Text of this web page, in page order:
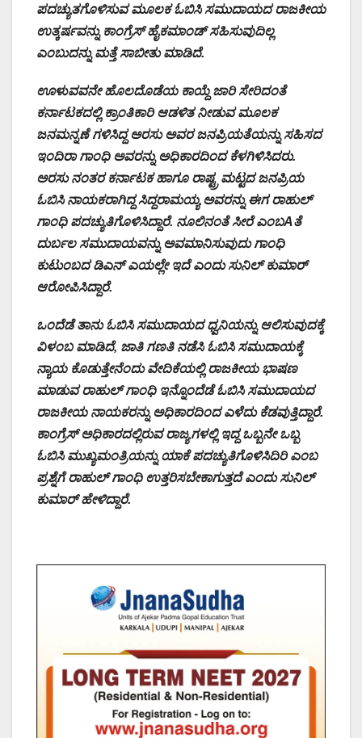
ಪದಚ್ಯುತಗೊಳಿಸುವ ಮೂಲಕ ಓಬಿಸಿ ಸಮುದಾಯದ ರಾಜಕೀಯ
ಉತ್ಕರ್ಷವನ್ನು ಕಾಂಗ್ರೆಸ್ ಹೈಕಮಾಂಡ್ ಸಹಿಸುವುದಿಲ್ಲ
ಎಂಬುದನ್ನು ಮತ್ತೆ ಸಾಬೀತು ಮಾಡಿದೆ.
ಊಳುವವನೇ ಹೊಲದೊಡೆಯ ಕಾಯ್ದೆ ಜಾರಿ ಸೇರಿದಂತೆ
ಕರ್ನಾಟಕದಲ್ಲಿ ಕ್ರಾಂತಿಕಾರಿ ಆಡಳಿತ ನೀಡುವ ಮೂಲಕ
ಜನಮನ್ನಣೆ ಗಳಿಸಿದ್ದ ಅರಸು ಅವರ ಜನಪ್ರಿಯತೆಯನ್ನು ಸಹಿಸದ
ಇಂದಿರಾ ಗಾಂಧಿ ಅವರನ್ನು ಅಧಿಕಾರದಿಂದ ಕೆಳಗಿಳಿಸಿದರು.
ಅರಸು ನಂತರ ಕರ್ನಾಟಕ ಹಾಗೂ ರಾಷ್ಟ್ರ ಮಟ್ಟದ ಜನಪ್ರಿಯ
ಓಬಿಸಿ ನಾಯಕರಾಗಿದ್ದ ಸಿದ್ದರಾಮಯ್ಯ ಅವರನ್ನು ಈಗ ರಾಹುಲ್
ಗಾಂಧಿ ಪದಚ್ಯುತಿಗೊಳಿಸಿದ್ದಾರೆ. ನೂಲಿನಂತೆ ಸೀರೆ ಎಂಬAತೆ
ದುರ್ಬಲ ಸಮುದಾಯವನ್ನು ಅವಮಾನಿಸುವುದು ಗಾಂಧಿ
ಕುಟುಂಬದ ಡಿಎನ್ ಎಯಲ್ಲೇ ಇದೆ ಎಂದು ಸುನಿಲ್ ಕುಮಾರ್
ಆರೋಪಿಸಿದ್ದಾರೆ.
ಒಂದೆಡೆ ತಾನು ಓಬಿಸಿ ಸಮುದಾಯದ ಧ್ವನಿಯನ್ನು ಆಲಿಸುವುದಕ್ಕೆ
ವಿಳಂಬ ಮಾಡಿದೆ, ಜಾತಿ ಗಣತಿ ನಡೆಸಿ ಓಬಿಸಿ ಸಮುದಾಯಕ್ಕೆ
ನ್ಯಾಯ ಕೊಡುತ್ತೇನೆಂದು ವೇದಿಕೆಯಲ್ಲಿ ರಾಜಕೀಯ ಭಾಷಣ
ಮಾಡುವ ರಾಹುಲ್ ಗಾಂಧಿ ಇನ್ನೊಂದೆಡೆ ಓಬಿಸಿ ಸಮುದಾಯದ
ರಾಜಕೀಯ ನಾಯಕರನ್ನು ಅಧಿಕಾರದಿಂದ ಎಳೆದು ಕೆಡವುತ್ತಿದ್ದಾರೆ.
ಕಾಂಗ್ರೆಸ್ ಅಧಿಕಾರದಲ್ಲಿರುವ ರಾಜ್ಯಗಳಲ್ಲಿ ಇದ್ದ ಒಬ್ಬನೇ ಒಬ್ಬ
ಓಬಿಸಿ ಮುಖ್ಯಮಂತ್ರಿಯನ್ನು ಯಾಕೆ ಪದಚ್ಯುತಿಗೊಳಿಸಿದಿರಿ ಎಂಬ
ಪ್ರಶ್ನೆಗೆ ರಾಹುಲ್ ಗಾಂಧಿ ಉತ್ತರಿಸಬೇಕಾಗುತ್ತದೆ ಎಂದು ಸುನಿಲ್
ಕುಮಾರ್ ಹೇಳಿದ್ದಾರೆ.